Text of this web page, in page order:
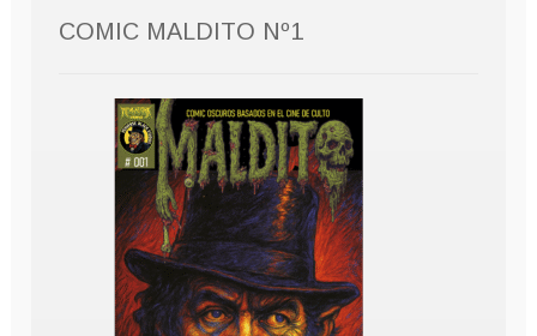
COMIC MALDITO Nº1